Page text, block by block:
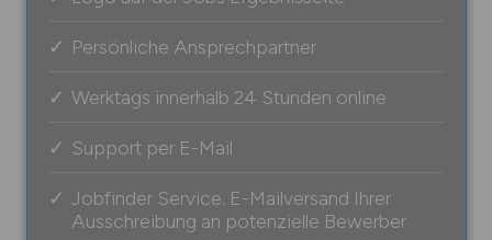
Persönliche Ansprechpartner
Werktags innerhalb 24 Stunden online
Support per E-Mail
Jobfinder Service. E-Mailversand Ihrer
Ausschreibung an potenzielle Bewerber